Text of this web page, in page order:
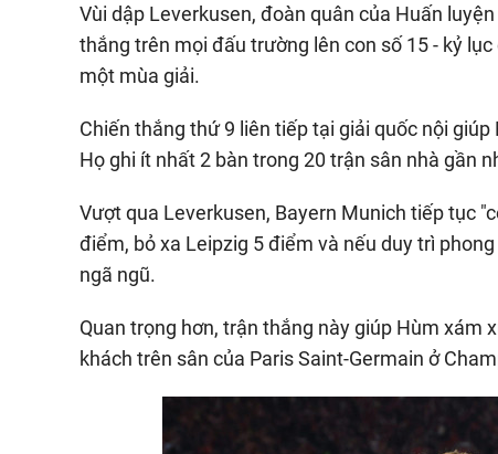
Vùi dập Leverkusen, đoàn quân của Huấn
thắng trên mọi đấu trường lên con số 15 - kỷ
một mùa giải.
Chiến thắng thứ 9 liên tiếp tại giải quốc nội
Họ ghi ít nhất 2 bàn trong 20 trận sân nhà gần
Vượt qua Leverkusen, Bayern Munich tiếp tục
điểm, bỏ xa Leipzig 5 điểm và nếu duy trì
ngã ngũ.
Quan trọng hơn, trận thắng này giúp Hùm xám
khách trên sân của Paris Saint-Germain ở